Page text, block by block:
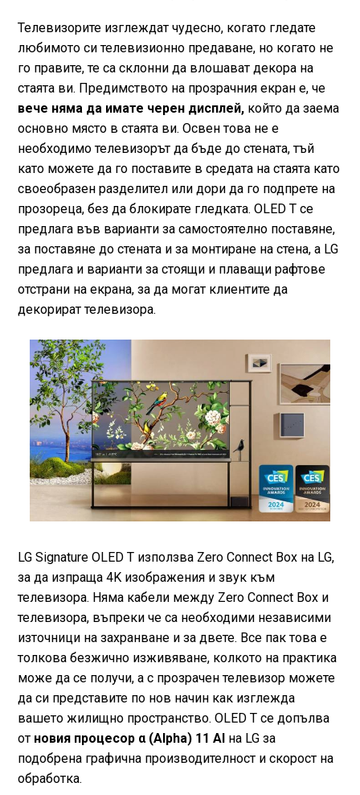
Телевизорите изглеждат чудесно, когато гледате
любимото си телевизионно предаване, но когато не
го правите, те са склонни да влошават декора на
стаята ви. Предимството на прозрачния екран е, че
вече няма да имате черен дисплей,който да заема
основно място в стаята ви. Освен това не е
необходимо телевизорът да бъде до стената, тъй
като можете да го поставите в средата на стаята като
своеобразен разделител или дори да го подпрете на
прозореца, без да блокирате гледката. OLED T се
предлага във варианти за самостоятелно поставяне,
за поставяне до стената и за монтиране на стена, а LG
предлага и варианти за стоящи и плаващи рафтове
отстрани на екрана, за да могат клиентите да
декорират телевизора.
LG Signature OLED T използва Zero Connect Box на LG,
за да изпраща 4K изображения и звук към
телевизора. Няма кабели между Zero Connect Box и
телевизора, въпреки че са необходими независими
източници на захранване и за двете. Все пак това е
толкова безжично изживяване, колкото на практика
може да се получи, а с прозрачен телевизор можете
да си представите по нов начин как изглежда
вашето жилищно пространство. OLED T се допълва
от новия процесор α (Alpha) 11 AI на LG за
подобрена графична производителност и скорост на
обработка.